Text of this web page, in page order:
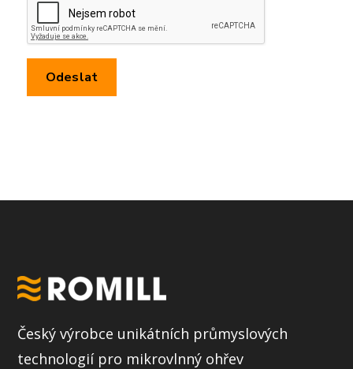
Český výrobce unikátních průmyslových
technologií pro mikrovlnný ohřev